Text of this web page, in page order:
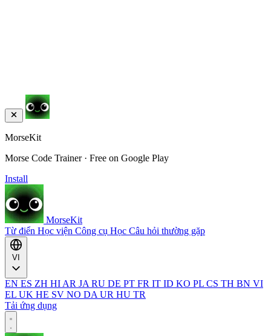
MorseKit
Morse Code Trainer · Free on Google Play
Install
MorseKit
Từ điển Học viện Công cụ Học Câu hỏi thường gặp
EN ES ZH HI AR JA RU DE PT FR IT ID KO PL CS TH BN VI
EL UK HE SV NO DA UR HU TR
Tải ứng dụng